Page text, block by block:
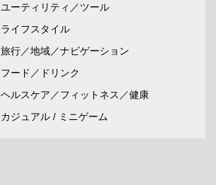
ユーティリティ／ツール
ライフスタイル
旅行／地域／ナビゲーション
フード／ドリンク
ヘルスケア／フィットネス／健康
カジュアル / ミニゲーム